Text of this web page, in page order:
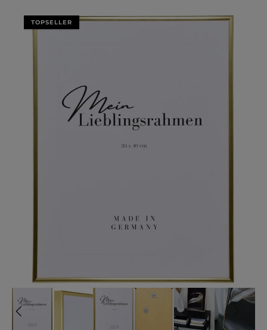
Bildergalerie überspringen
TOPSELLER